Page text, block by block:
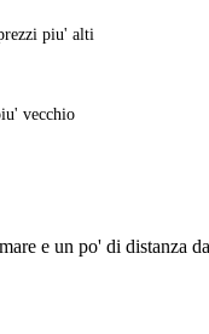
piu' alti
vecchio
e un po' di distanza